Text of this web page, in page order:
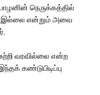
நெருக்கத்தில்
இல்லை என்றும் அவை
வரவில்லை என்ற
கண்டுபிடிப்பு